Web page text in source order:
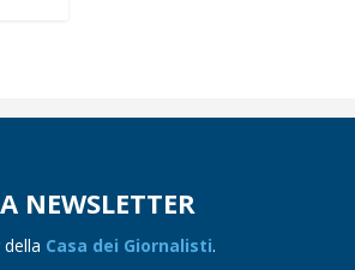
NEWSLETTER
Casa dei Giornalisti.